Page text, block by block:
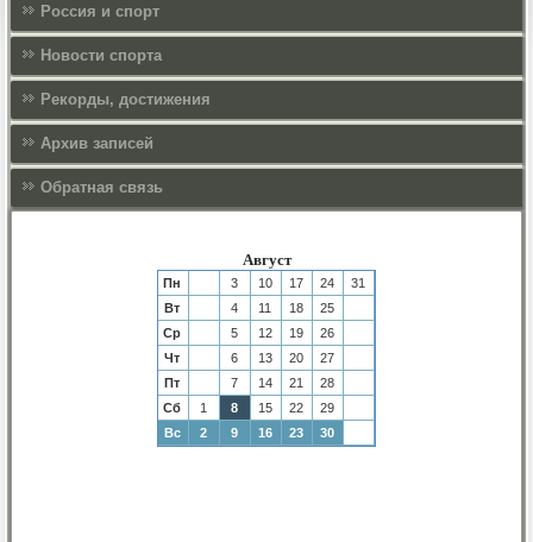
Россия и спорт
Новости спорта
Рекорды, достижения
Архив записей
Обратная связь
Август
Пн 3 10 17 24
31
Вт
4 11 18
25
Ср
5 12 19
26
Чт
6 13 20
27
Пт
7 14 21
28
Сб
1 8 15 22
29
Вс
2 9 16 23 30